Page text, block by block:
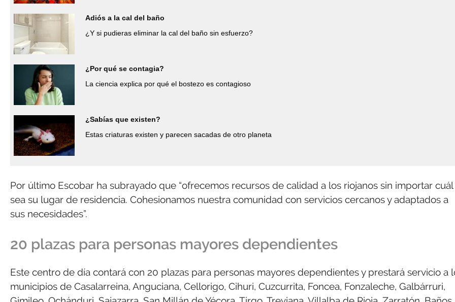
Adiós a la cal del baño
¿Y si pudieras eliminar la cal del baño sin esfuerzo?
¿Por qué se contagia?
La ciencia explica por qué el bostezo es contagioso
¿Sabías que existen?
Estas criaturas existen y parecen sacadas de otro planeta
Por último Escobar ha subrayado que “ofrecemos recursos de calidad a los riojanos sin importar cuál
sea su lugar de residencia. Cohesionamos nuestra comunidad con servicios cercanos y adaptados a
sus necesidades”.
20 plazas para personas mayores dependientes
Este centro de día contará con 20 plazas para personas mayores dependientes y prestará servicio a
municipios de Casalarreina, Anguciana, Cellorigo, Cihuri, Cuzcurrita, Foncea, Fonzaleche, Galbárruri,